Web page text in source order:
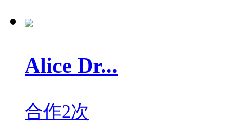
Alice Dr...
合作2次